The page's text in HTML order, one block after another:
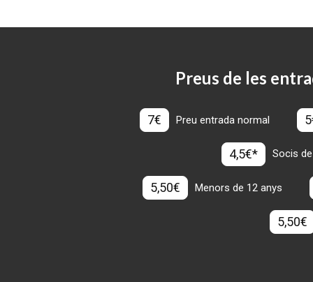
Preus de les
7€ Preu entrada normal
4,5€* Socis
5,50€ Menors de 12 anys
5,50€